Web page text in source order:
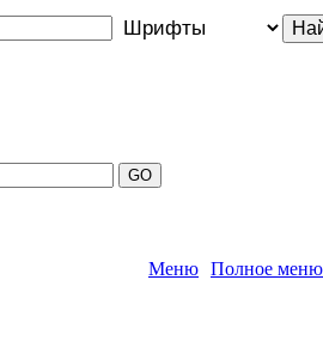
Меню Полное меню